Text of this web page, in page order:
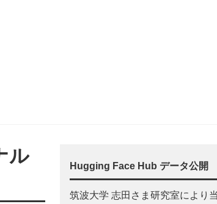
ル
Hugging Face Hub データ公開
筑波大学 志田さま研究室により